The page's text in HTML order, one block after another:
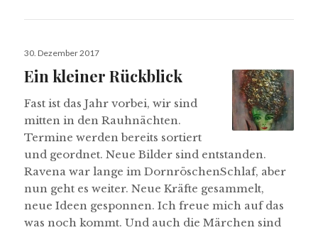
Veröffentlicht
30. Dezember 2017
Ein kleiner Rückblick
Fast ist das Jahr vorbei, wir sind
mitten in den Rauhnächten.
Termine werden bereits sortiert
und geordnet. Neue Bilder sind entstanden.
Ravena war lange im DornröschenSchlaf, aber
nun geht es weiter. Neue Kräfte gesammelt,
neue Ideen gesponnen. Ich freue mich auf das
was noch kommt. Und auch die Märchen sind